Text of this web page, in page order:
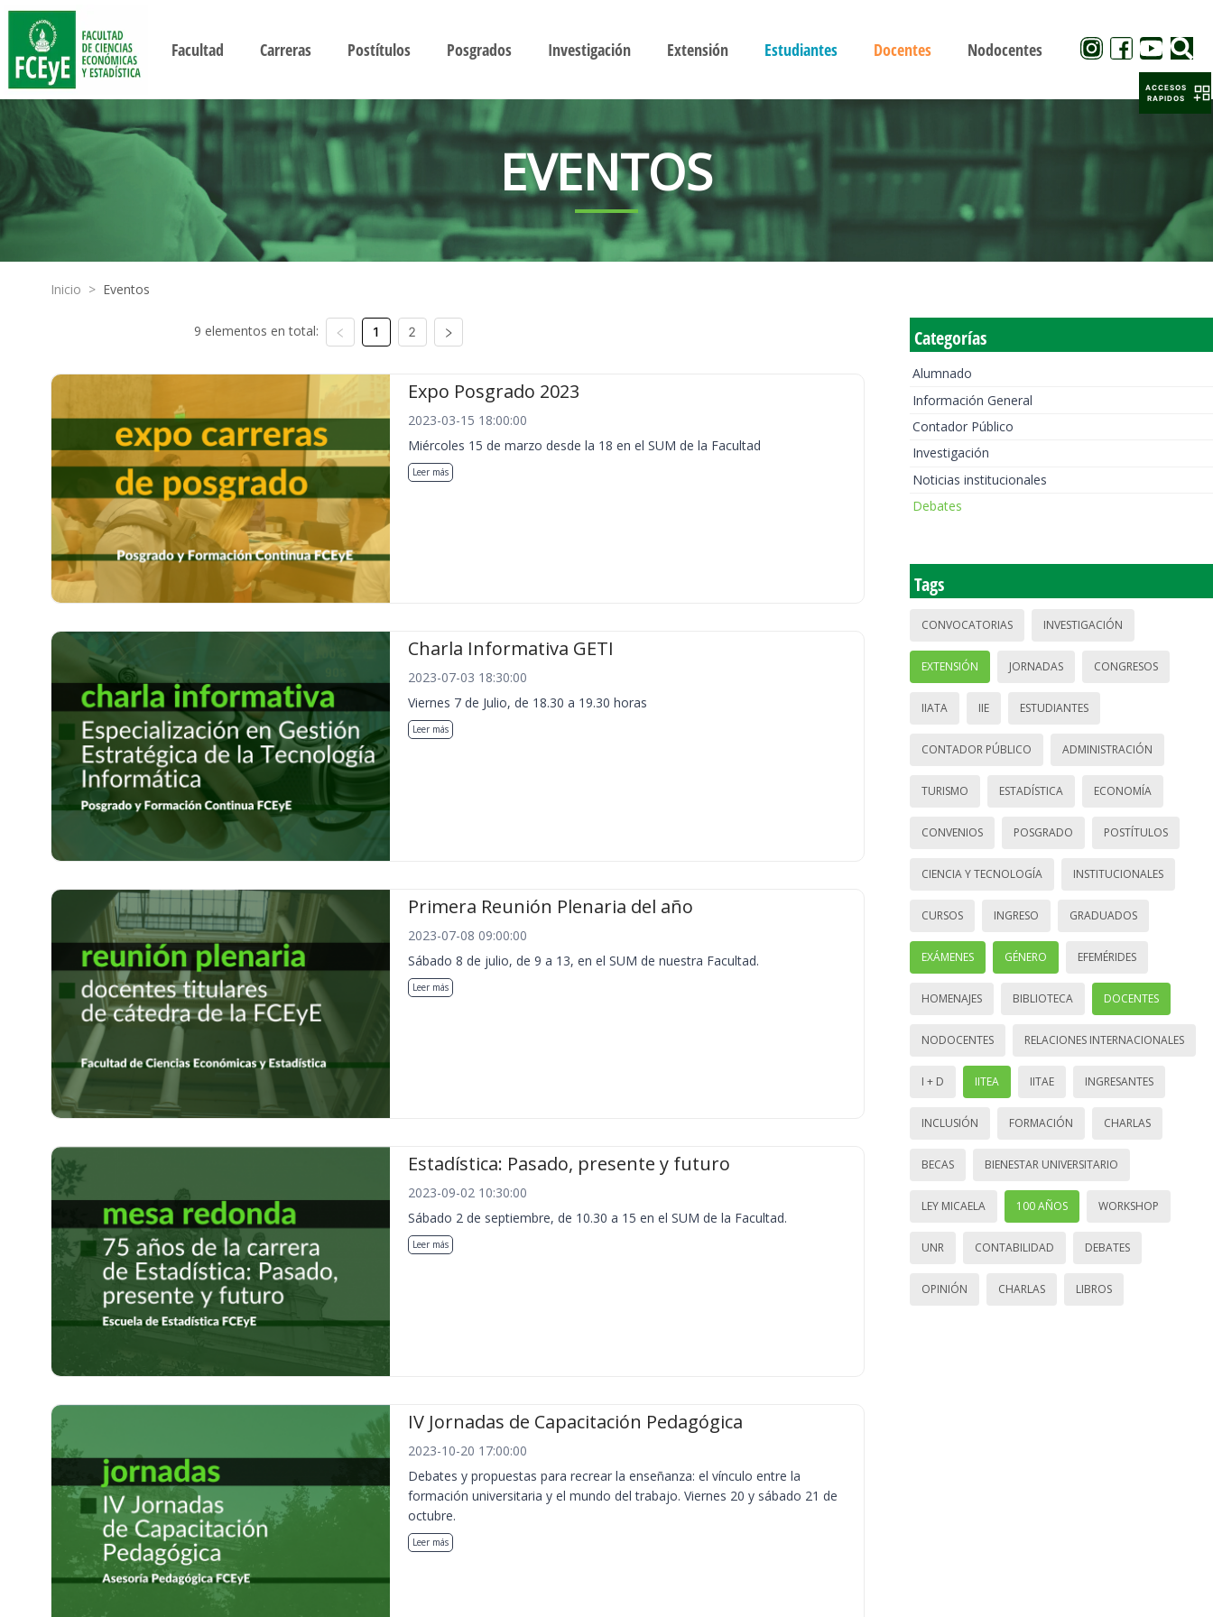
Facultad Carreras Postítulos Posgrados Investigación Extensión Estudiantes Docentes Nodocentes
EVENTOS
Inicio > Eventos
9 elementos en total: 1 2
Expo Posgrado 2023
2023-03-15 18:00:00
Miércoles 15 de marzo desde la 18 en el SUM de la Facultad
Leer más
Charla Informativa GETI
2023-07-03 18:30:00
Viernes 7 de Julio, de 18.30 a 19.30 horas
Leer más
Primera Reunión Plenaria del año
2023-07-08 09:00:00
Sábado 8 de julio, de 9 a 13, en el SUM de nuestra Facultad.
Leer más
Estadística: Pasado, presente y futuro
2023-09-02 10:30:00
Sábado 2 de septiembre, de 10.30 a 15 en el SUM de la Facultad.
Leer más
IV Jornadas de Capacitación Pedagógica
2023-10-20 17:00:00
Debates y propuestas para recrear la enseñanza: el vínculo entre la
formación universitaria y el mundo del trabajo. Viernes 20 y sábado 21 de
octubre.
Leer más
Categorías
Alumnado
Información General
Contador Público
Investigación
Noticias institucionales
Debates
Tags
CONVOCATORIAS INVESTIGACIÓN
EXTENSIÓN JORNADAS CONGRESOS
IIATA IIE ESTUDIANTES
CONTADOR PÚBLICO ADMINISTRACIÓN
TURISMO ESTADÍSTICA ECONOMÍA
CONVENIOS POSGRADO POSTÍTULOS
CIENCIA Y TECNOLOGÍA INSTITUCIONALES
CURSOS INGRESO GRADUADOS
EXÁMENES GÉNERO EFEMÉRIDES
HOMENAJES BIBLIOTECA DOCENTES
NODOCENTES RELACIONES INTERNACIONALES
I + D IITEA IITAE INGRESANTES
INCLUSIÓN FORMACIÓN CHARLAS
BECAS BIENESTAR UNIVERSITARIO
LEY MICAELA 100 AÑOS WORKSHOP
UNR CONTABILIDAD DEBATES
OPINIÓN CHARLAS LIBROS
ACCESOS
RAPIDOS